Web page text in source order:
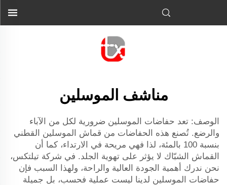
مناشف الموسلين
الوصف: تعد حفاضات الموسلين ضرورية لكل من الآباء
والرضع. تُصنع هذه الحفاضات من قماش الموسلين القطني
بنسبة 100 بالمئة، لذا فهي مريحة في الارتداء، كما أن
القماش الشبّاك لا يؤثر على تهوية الجلد. في شركة تيلتكس،
نحن ندرك أهمية الجودة العالية والراحة، ولهذا السبب فإن
حفاضات الموسلين لدينا ليست عملية فحسب، بل جميلة